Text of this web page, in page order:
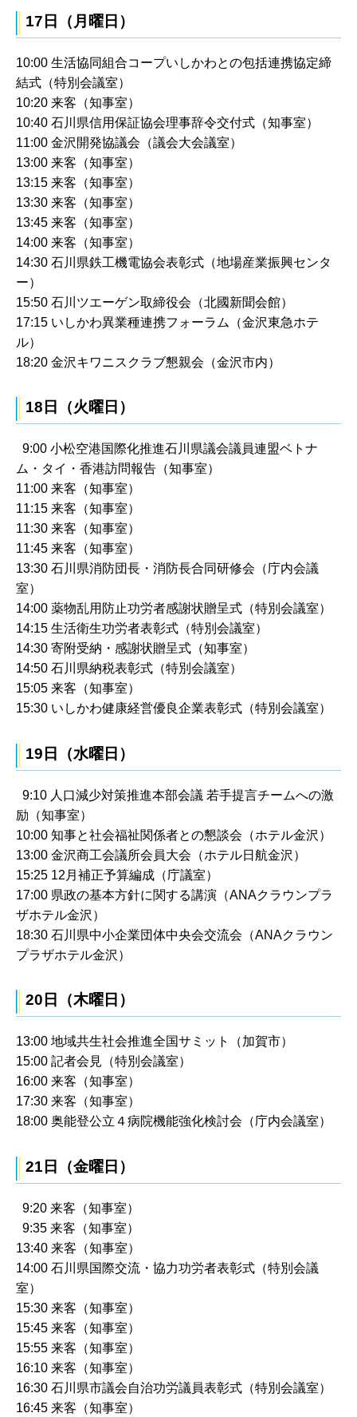
17日（月曜日）
10:00 生活協同組合コープいしかわとの包括連携協定締
結式（特別会議室）
10:20 来客（知事室）
10:40 石川県信用保証協会理事辞令交付式（知事室）
11:00 金沢開発協議会（議会大会議室）
13:00 来客（知事室）
13:15 来客（知事室）
13:30 来客（知事室）
13:45 来客（知事室）
14:00 来客（知事室）
14:30 石川県鉄工機電協会表彰式（地場産業振興センタ
ー）
15:50 石川ツエーゲン取締役会（北國新聞会館）
17:15 いしかわ異業種連携フォーラム（金沢東急ホテ
ル）
18:20 金沢キワニスクラブ懇親会（金沢市内）
18日（火曜日）
9:00 小松空港国際化推進石川県議会議員連盟ベトナ
ム・タイ・香港訪問報告（知事室）
11:00 来客（知事室）
11:15 来客（知事室）
11:30 来客（知事室）
11:45 来客（知事室）
13:30 石川県消防団長・消防長合同研修会（庁内会議
室）
14:00 薬物乱用防止功労者感謝状贈呈式（特別会議室）
14:15 生活衛生功労者表彰式（特別会議室）
14:30 寄附受納・感謝状贈呈式（知事室）
14:50 石川県納税表彰式（特別会議室）
15:05 来客（知事室）
15:30 いしかわ健康経営優良企業表彰式（特別会議室）
19日（水曜日）
9:10 人口減少対策推進本部会議 若手提言チームへの激
励（知事室）
10:00 知事と社会福祉関係者との懇談会（ホテル金沢）
13:00 金沢商工会議所会員大会（ホテル日航金沢）
15:25 12月補正予算編成（庁議室）
17:00 県政の基本方針に関する講演（ANAクラウンプラ
ザホテル金沢）
18:30 石川県中小企業団体中央会交流会（ANAクラウン
プラザホテル金沢）
20日（木曜日）
13:00 地域共生社会推進全国サミット（加賀市）
15:00 記者会見（特別会議室）
16:00 来客（知事室）
17:30 来客（知事室）
18:00 奥能登公立４病院機能強化検討会（庁内会議室）
21日（金曜日）
9:20 来客（知事室）
9:35 来客（知事室）
13:40 来客（知事室）
14:00 石川県国際交流・協力功労者表彰式（特別会議
室）
15:30 来客（知事室）
15:45 来客（知事室）
15:55 来客（知事室）
16:10 来客（知事室）
16:30 石川県市議会自治功労議員表彰式（特別会議室）
16:45 来客（知事室）